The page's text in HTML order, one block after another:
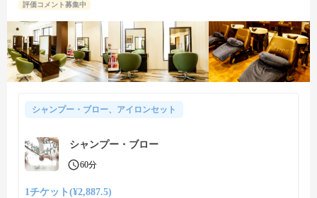
評価コメント募集中
シャンプー・ブロー、アイロンセット
シャンプー・ブロー
60分
1チケット(¥2,887.5)